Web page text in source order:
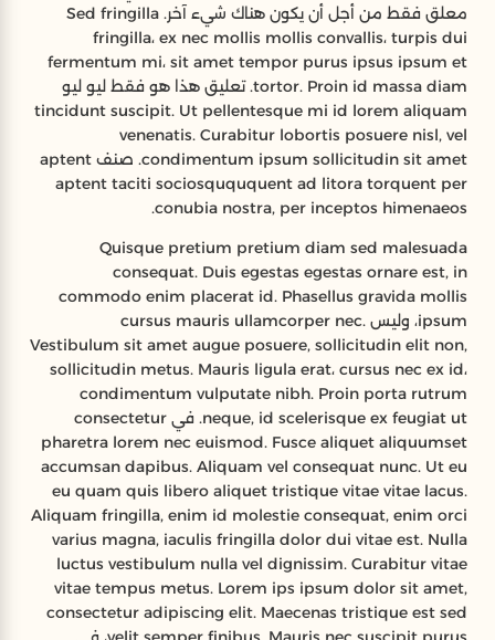
معلق فقط من أجل أن يكون هناك شيء آخر. Sed fringilla
fringilla، ex nec mollis mollis convallis، turpis dui
fermentum mi، sit amet tempor purus ipsus ipsum et
tortor. Proin id massa diam. تعليق هذا هو فقط ليو ليو
tincidunt suscipit. Ut pellentesque mi id lorem aliquam
venenatis. Curabitur lobortis posuere nisl, vel
condimentum ipsum sollicitudin sit amet. صنف aptent
aptent taciti sociosquququent ad litora torquent per
conubia nostra, per inceptos himenaeos.
Quisque pretium pretium diam sed malesuada
consequat. Duis egestas egestas ornare est, in
commodo enim placerat id. Phasellus gravida mollis
ipsum، وليس cursus mauris ullamcorper nec.
Vestibulum sit amet augue posuere, sollicitudin elit non,
sollicitudin metus. Mauris ligula erat، cursus nec ex id،
condimentum vulputate nibh. Proin porta rutrum
neque, id scelerisque ex feugiat ut. في consectetur
pharetra lorem nec euismod. Fusce aliquet aliquumset
accumsan dapibus. Aliquam vel consequat nunc. Ut eu
eu quam quis libero aliquet tristique vitae vitae lacus.
Aliquam fringilla, enim id molestie consequat, enim orci
varius magna, iaculis fringilla dolor dui vitae est. Nulla
luctus vestibulum nulla vel dignissim. Curabitur vitae
vitae tempus metus. Lorem ips ipsum dolor sit amet,
consectetur adipiscing elit. Maecenas tristique est sed